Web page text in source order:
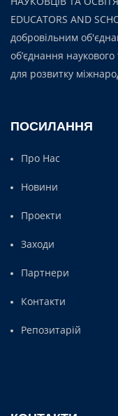
EDUCATORS AND
добровільним
об’єднання
для розвитку
ПОСИЛАННЯ
Про Нас
Новини
Проекти
Заходи
Партнери
Контакти
Репозитарій